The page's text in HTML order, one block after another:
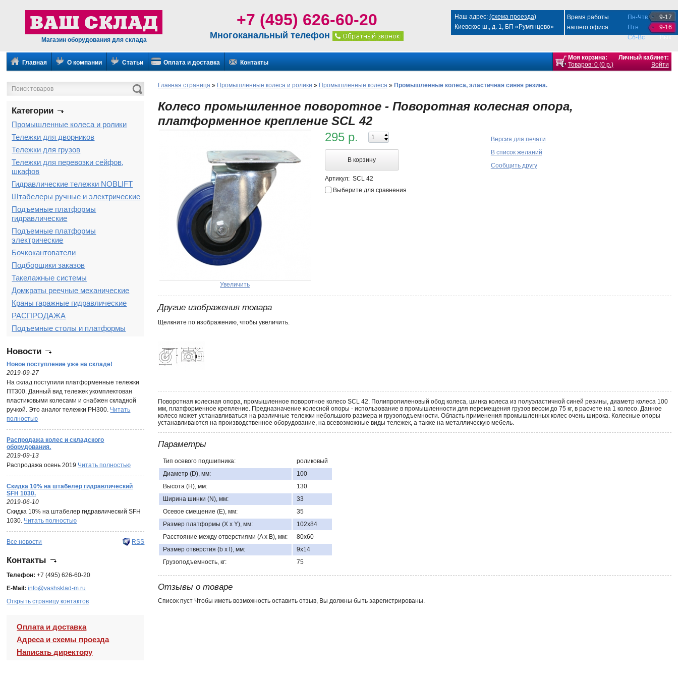
Магазин оборудования для склада
+7 (495) 626-60-20
Многоканальный телефон
Время работы
нашего офиса:
Пн-Чтв
Птн
Сб-Вс
9-17
9-16
Наш адрес: (схема проезда)
Киевское ш., д. 1, БП «Румянцево»
Главная О компании Статьи Оплата и доставка Контакты
Моя корзина:
Товаров: 0 (0 р.)
Личный кабинет:
Войти
Категории
Промышленные колеса и ролики
Тележки для дворников
Тележки для грузов
Тележки для перевозки сейфов,
шкафов
Гидравлические тележки NOBLIFT
Штабелеры ручные и электрические
Подъемные платформы
гидравлические
Подъемные платформы
электрические
Бочкокантователи
Подборщики заказов
Такелажные системы
Домкраты реечные механические
Краны гаражные гидравлические
РАСПРОДАЖА
Подъемные столы и платформы
Новости
Новое поступление уже на складе!
2019-09-27
На склад поступили платформенные тележки
ПТ300. Данный вид тележек укомплектован
пластиковыми колесами и снабжен складной
ручкой. Это аналог тележки PH300. Читать
полностью
Распродажа колес и складского
оборудования.
2019-09-13
Распродажа осень 2019 Читать полностью
Скидка 10% на штабелер гидравлический
SFH 1030.
2019-06-10
Скидка 10% на штабелер гидравлический SFH
1030. Читать полностью
Все новости RSS
Контакты
Телефон: +7 (495) 626-60-20
E-Mail: info@vashsklad-m.ru
Открыть страницу контактов
Оплата и доставка
Адреса и схемы проезда
Написать директору
Главная страница » Промышленные колеса и ролики » Промышленные колеса » Промышленные колеса, эластичная синяя резина.
Колесо промышленное поворотное - Поворотная колесная опора,
платформенное крепление SCL 42
Увеличить
295 р.
В корзину
Артикул: SCL 42
Выберите для сравнения
Версия для печати
В список желаний
Сообщить другу
Другие изображения товара
Щелкните по изображению, чтобы увеличить.
Поворотная колесная опора, промышленное поворотное колесо SCL 42. Полипропиленовый обод колеса, шинка колеса из полуэластичной синей резины, диаметр колеса 100
мм, платформенное крепление. Предназначение колесной опоры - использование в промышленности для перемещения грузов весом до 75 кг, в расчете на 1 колесо. Данное
колесо может устанавливаться на различные тележки небольшого размера и грузоподъемности. Область применения промышленных колес очень широка. Колесные опоры
устанавливаются на производственное оборудование, на всевозможные виды тележек, а также на металлическую мебель.
Параметры
Тип осевого подшипника:
роликовый
Диаметр (D), мм:
100
Высота (H), мм:
130
Ширина шинки (N), мм:
33
Осевое смещение (E), мм:
35
Размер платформы (X x Y), мм:
102х84
Расстояние между отверстиями (A x B), мм:
80х60
Размер отверстия (b x l), мм:
9х14
Грузоподъемность, кг:
75
Отзывы о товаре
Список пуст Чтобы иметь возможность оставить отзыв, Вы должны быть зарегистрированы.